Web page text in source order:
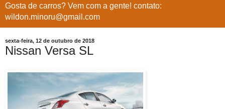
Gosta de carros? Vem com a gente! contato:
wildon.minoru@gmail.com
sexta-feira, 12 de outubro de 2018
Nissan Versa SL